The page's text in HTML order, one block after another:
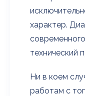
характер.
технический
Ни в коем
работам с